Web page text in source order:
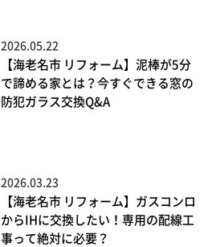
2026.05.22
【海老名市 リフォーム】泥棒が5分
で諦める家とは？今すぐできる窓の
防犯ガラス交換Q&A
2026.03.23
【海老名市 リフォーム】ガスコンロ
からIHに交換したい！専用の配線工
事って絶対に必要？